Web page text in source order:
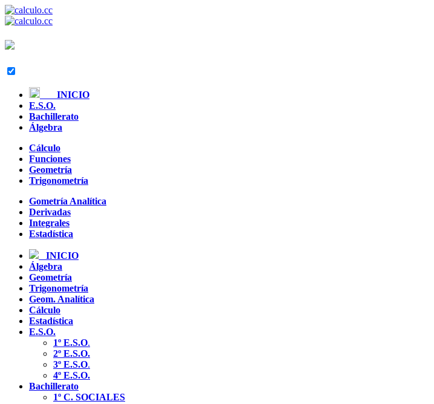
INICIO
E.S.O.
Bachillerato
Álgebra
Cálculo
Funciones
Geometría
Trigonometría
Gometría Analítica
Derivadas
Integrales
Estadística
INICIO
Álgebra
Geometría
Trigonometría
Geom. Analítica
Cálculo
Estadística
E.S.O.
1º E.S.O.
2º E.S.O.
3º E.S.O.
4º E.S.O.
Bachillerato
1º C. SOCIALES